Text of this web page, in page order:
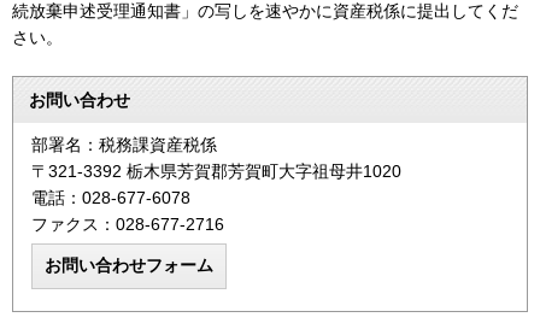
続放棄申述受理通知書」の写しを速やかに資産税係に提出してくだ
さい。
お問い合わせ
部署名：税務課資産税係
〒321-3392 栃木県芳賀郡芳賀町大字祖母井1020
電話：028-677-6078
ファクス：028-677-2716